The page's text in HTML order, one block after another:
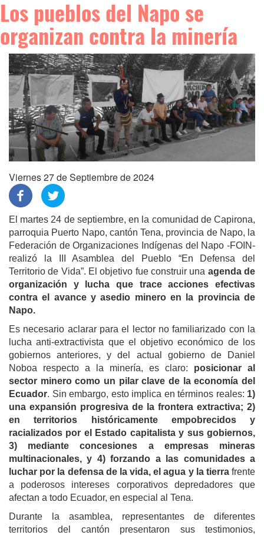
Los pueblos del Napo se
organizan contra la minería
Viernes 27 de Septiembre de 2024
El martes 24 de septiembre, en la comunidad de Capirona,
parroquia Puerto Napo, cantón Tena, provincia de Napo, la
Federación de Organizaciones Indígenas del Napo -FOIN-
realizó la III Asamblea del Pueblo “En Defensa del
Territorio de Vida”. El objetivo fue construir una agenda de
organización y lucha
que trace acciones efectivas
contra el avance y asedio minero en la provincia de
Napo.
Es necesario aclarar para el lector no familiarizado con la
lucha anti-extractivista que el objetivo económico de los
gobiernos anteriores, y del actual gobierno de Daniel
Noboa respecto a la minería, es claro: posicionar al
sector minero como un pilar clave de la economía del
Ecuador. Sin embargo, esto implica en términos reales: 1)
una expansión progresiva de la frontera extractiva; 2)
en territorios históricamente empobrecidos y
racializados por el Estado capitalista y sus gobiernos,
3) mediante concesiones a empresas mineras
multinacionales, y 4) forzando a las comunidades a
luchar por la defensa de la vida, el agua y la tierrafrente
a poderosos intereses corporativos depredadores que
afectan a todo Ecuador, en especial al Tena.
Durante la asamblea, representantes de diferentes
territorios del cantón presentaron sus testimonios,